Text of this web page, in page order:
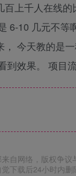
百上千人在线
6-10 几元不等
， 今天教的是
到效果。 项目
自网络，版权争
下载后24小时内